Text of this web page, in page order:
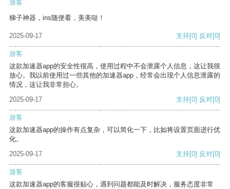
游客
梯子神器，ins随便看，美美哒！
2025-09-17 支持[0] 反对[0]
游客
这款加速器app的安全性很高，使用过程中不会泄露个人信息，这让我很
放心。我以前使用过一些其他的加速器app，经常会出现个人信息泄露的
情况，这让我非常担心。
2025-09-17
支持[0] 反对[0]
游客
这款加速器app的操作有点复杂，可以简化一下，比如将设置页面进行优
化。
2025-09-17
支持[0] 反对[0]
游客
这款加速器app的客服很贴心，遇到问题都能及时解决，服务态度非常